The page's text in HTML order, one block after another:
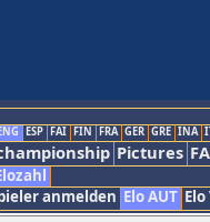
ESP FAI FIN FRA GER GRE INA
Pictures
anmelden Elo AUT